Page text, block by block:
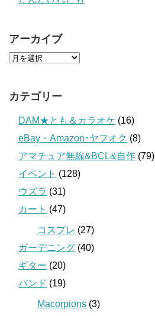
アーカイブ
カテゴリー
DAM★とも＆カラオケ (16)
eBay・Amazon･ヤフオク (8)
アマチュア無線&BCL&自作 (79)
イベント (128)
ウズラ (31)
カート (47)
コスプレ (27)
ガーデニング (40)
ギター (20)
バンド (19)
Macorpions (3)